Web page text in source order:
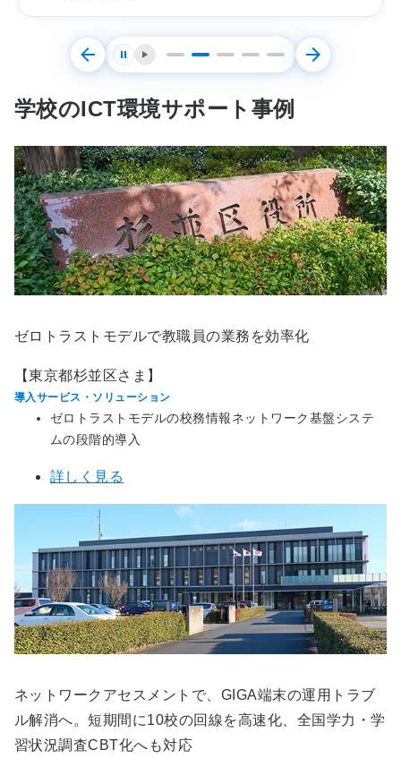
停止する再生する
学校のICT環境サポート事例
ゼロトラストモデルで教職員の業務を効率化
【東京都杉並区さま】
導入サービス・ソリューション
ゼロトラストモデルの校務情報ネットワーク基盤システ
ムの段階的導入
詳しく見る
ネットワークアセスメントで、GIGA端末の運用トラブ
ル解消へ。短期間に10校の回線を高速化、全国学力・学
習状況調査CBT化へも対応